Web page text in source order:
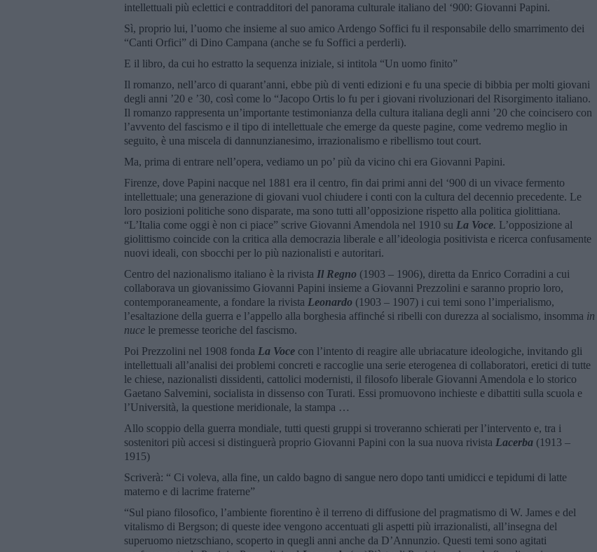
intellettuali più eclettici e contradditori del panorama culturale italiano del ‘900: Giovanni Papini.
Sì, proprio lui, l’uomo che insieme al suo amico Ardengo Soffici fu il responsabile dello smarrimento dei
“Canti Orfici” di Dino Campana (anche se fu Soffici a perderli).
E il libro, da cui ho estratto la sequenza iniziale, si intitola “Un uomo finito”
Il romanzo, nell’arco di quarant’anni, ebbe più di venti edizioni e fu una specie di bibbia per molti giovani
degli anni ’20 e ’30, così come lo “Jacopo Ortis lo fu per i giovani rivoluzionari del Risorgimento italiano.
Il romanzo rappresenta un’importante testimonianza della cultura italiana degli anni ’20 che coincisero con
l’avvento del fascismo e il tipo di intellettuale che emerge da queste pagine, come vedremo meglio in
seguito, è una miscela di dannunzianesimo, irrazionalismo e ribellismo tout court.
Ma, prima di entrare nell’opera, vediamo un po’ più da vicino chi era Giovanni Papini.
Firenze, dove Papini nacque nel 1881 era il centro, fin dai primi anni del ‘900 di un vivace fermento
intellettuale; una generazione di giovani vuol chiudere i conti con la cultura del decennio precedente. Le
loro posizioni politiche sono disparate, ma sono tutti all’opposizione rispetto alla politica giolittiana.
“L’Italia come oggi è non ci piace” scrive Giovanni Amendola nel 1910 su La Voce. L’opposizione al
giolittismo coincide con la critica alla democrazia liberale e all’ideologia positivista e ricerca confusamente
nuovi ideali, con sbocchi per lo più nazionalisti e autoritari.
Centro del nazionalismo italiano è la rivista Il Regno (1903 – 1906), diretta da Enrico Corradini a cui
collaborava un giovanissimo Giovanni Papini insieme a Giovanni Prezzolini e saranno proprio loro,
contemporaneamente, a fondare la rivista Leonardo (1903 – 1907) i cui temi sono l’imperialismo,
l’esaltazione della guerra e l’appello alla borghesia affinché si ribelli con durezza al socialismo, insomma in
nuce le premesse teoriche del fascismo.
Poi Prezzolini nel 1908 fonda La Voce con l’intento di reagire alle ubriacature ideologiche, invitando gli
intellettuali all’analisi dei problemi concreti e raccoglie una serie eterogenea di collaboratori, eretici di tutte
le chiese, nazionalisti dissidenti, cattolici modernisti, il filosofo liberale Giovanni Amendola e lo storico
Gaetano Salvemini, socialista in dissenso con Turati. Essi promuovono inchieste e dibattiti sulla scuola e
l’Università, la questione meridionale, la stampa …
Allo scoppio della guerra mondiale, tutti questi gruppi si troveranno schierati per l’intervento e, tra i
sostenitori più accesi si distinguerà proprio Giovanni Papini con la sua nuova rivista Lacerba (1913 –
1915)
Scriverà: “ Ci voleva, alla fine, un caldo bagno di sangue nero dopo tanti umidicci e tepidumi di latte
materno e di lacrime fraterne”
“Sul piano filosofico, l’ambiente fiorentino è il terreno di diffusione del pragmatismo di W. James e del
vitalismo di Bergson; di queste idee vengono accentuati gli aspetti più irrazionalisti, all’insegna del
superuomo nietzschiano, scoperto in quegli anni anche da D’Annunzio. Questi temi sono agitati